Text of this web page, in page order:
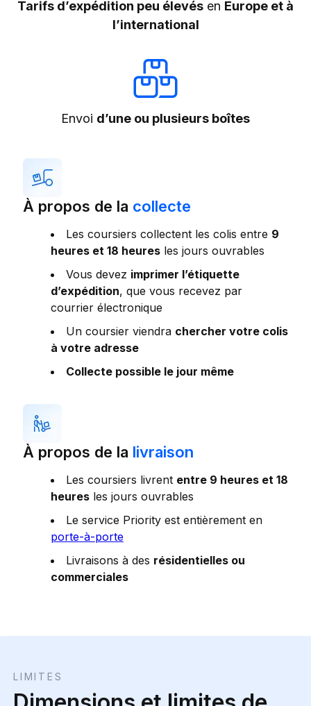
Tarifs d’expédition peu élevés en Europe et à
l’international
Envoi d’une ou plusieurs boîtes
À propos de la collecte
Les coursiers collectent les colis entre 9
heures et 18 heures les jours ouvrables
Vous devez imprimer l’étiquette
d’expédition, que vous recevez par
courrier électronique
Un coursier viendra chercher votre colis
à votre adresse
Collecte possible le jour même
À propos de la livraison
Les coursiers livrent entre 9 heures et 18
heures les jours ouvrables
Le service Priority est entièrement en
porte-à-porte
Livraisons à des résidentielles ou
commerciales
LIMITES